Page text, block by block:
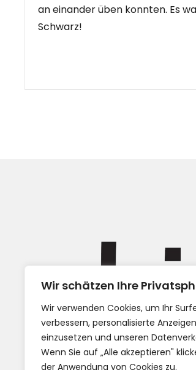
Wir schätzen Ihre
Wir verwenden Cookies, um Ihr
verbessern, personalisierte
einzusetzen und unseren
Wenn Sie auf „Alle akzeptieren"
der Anwendung von Cookies zu.
an einander üben konnten. Es
Schwarz!